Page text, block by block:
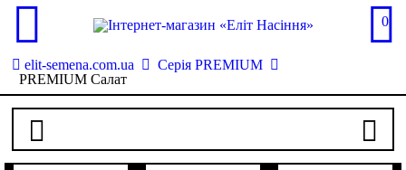
0
elit-semena.com.ua
Серія PREMIUM
PREMIUM Салат